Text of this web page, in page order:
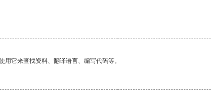
它来查找资料、翻译语言、编写代码等。